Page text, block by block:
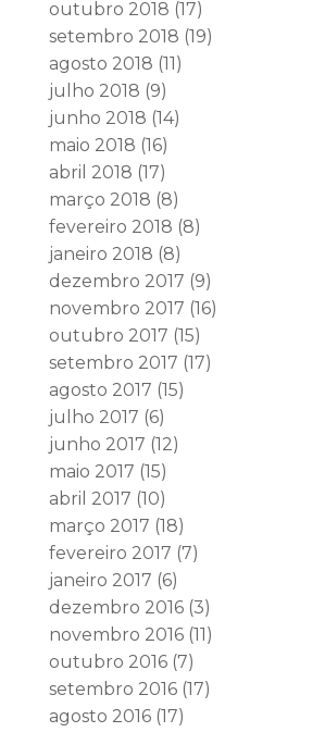
outubro 2018 (17)
setembro 2018 (19)
agosto 2018 (11)
julho 2018 (9)
junho 2018 (14)
maio 2018 (16)
abril 2018 (17)
março 2018 (8)
fevereiro 2018 (8)
janeiro 2018 (8)
dezembro 2017 (9)
novembro 2017 (16)
outubro 2017 (15)
setembro 2017 (17)
agosto 2017 (15)
julho 2017 (6)
junho 2017 (12)
maio 2017 (15)
abril 2017 (10)
março 2017 (18)
fevereiro 2017 (7)
janeiro 2017 (6)
dezembro 2016(3)
novembro 2016(11)
outubro 2016(7)
setembro 2016(17)
agosto 2016(17)